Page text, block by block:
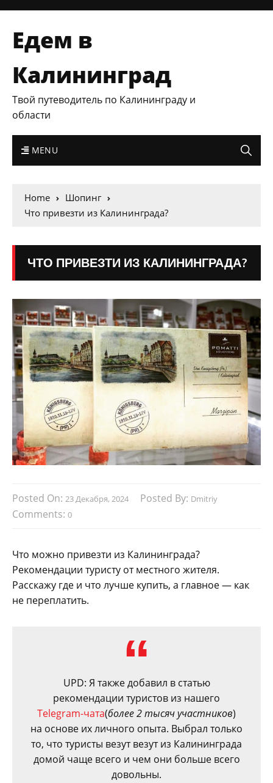
Едем в
Калининград
Твой путеводитель по Калининграду и
области
MENU
Home
Шопинг
Что привезти из Калининграда?
ЧТО ПРИВЕЗТИ ИЗ КАЛИНИНГРАДА?
Posted On: 23 Декабря, 2024 Posted By: Dmitriy
Comments: 0
Что можно привезти из Калининграда?
Рекомендации туристу от местного жителя.
Расскажу где и что лучше купить, а главное — как
не переплатить.
UPD: Я также добавил в статью
рекомендации туристов из нашего
Telegram-чата(более 2 тысяч участников)
на основе их личного опыта. Выбрал только
то, что туристы везут везут из Калининграда
домой чаще всего и чем они больше всего
довольны.